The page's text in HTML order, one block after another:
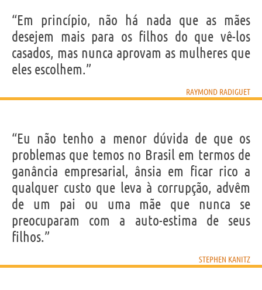
“Em princípio, não há nada que as mães
desejem mais para os filhos do que vê-los
casados, mas nunca aprovam as mulheres que
eles escolhem.”
RAYMOND RADIGUET
“Eu não tenho a menor dúvida de que os
problemas que temos no Brasil em termos de
ganância empresarial, ânsia em ficar rico a
qualquer custo que leva à corrupção, advêm
de um pai ou uma mãe que nunca se
preocuparam com a auto-estima de seus
filhos.”
STEPHEN KANITZ